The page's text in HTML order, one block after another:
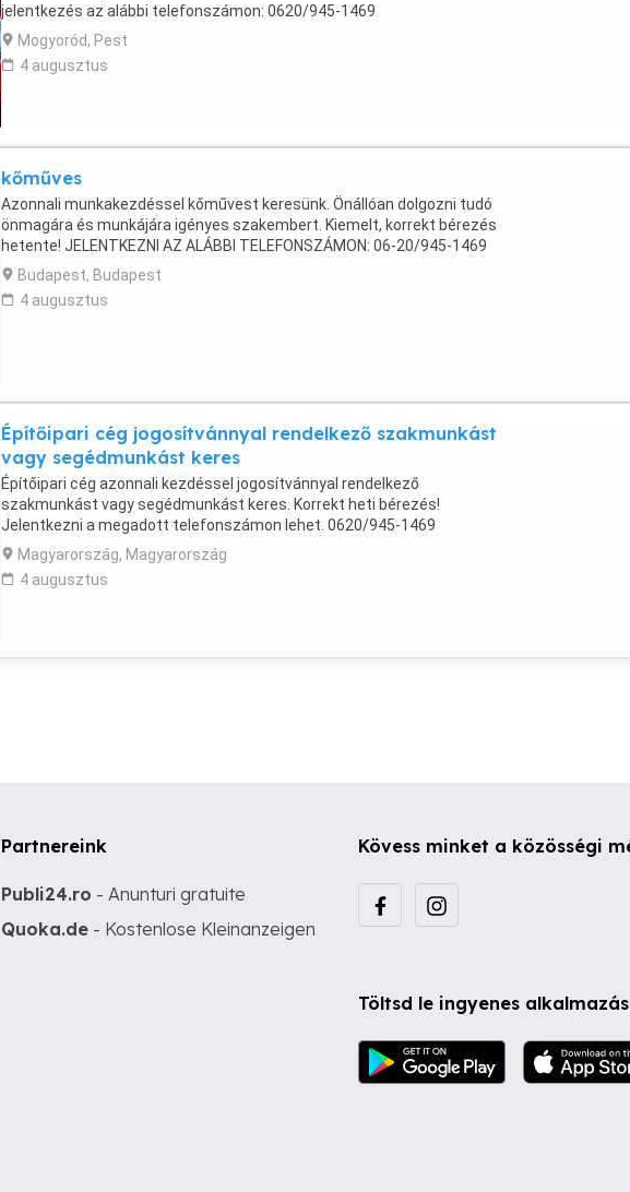
jelentkezés az alábbi telefonszámon: 0620/945-1469
Mogyoród, Pest
4 augusztus
kőműves
Azonnali munkakezdéssel kőművest keresünk. Önállóan dolgozni tudó
önmagára és munkájára igényes szakembert. Kiemelt, korrekt bérezés
hetente! JELENTKEZNI AZ ALÁBBI TELEFONSZÁMON: 06-20/945-1469
Budapest, Budapest
4 augusztus
Építőipari cég jogosítvánnyal rendelkező szakmunkást
vagy segédmunkást keres
Építőipari cég azonnali kezdéssel jogosítvánnyal rendelkező
szakmunkást vagy segédmunkást keres. Korrekt heti bérezés!
Jelentkezni a megadott telefonszámon lehet. 0620/945-1469
Magyarország, Magyarország
4 augusztus
Partnereink
Publi24.ro - Anunturi gratuite
Quoka.de - Kostenlose Kleinanzeigen
Kövess minket a közösségi
Töltsd le ingyenes